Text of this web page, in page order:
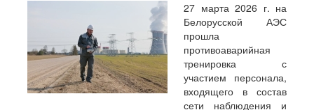
27 марта 2026 г. на
Белорусской АЭС
прошла
противоаварийная
тренировка с
участием персонала,
входящего в состав
сети наблюдения и